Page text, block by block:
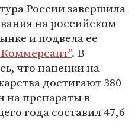
России завершила
на российском
и подвела ее
. В
что наценки на
достигают 380
на препараты в
года составил 47,6